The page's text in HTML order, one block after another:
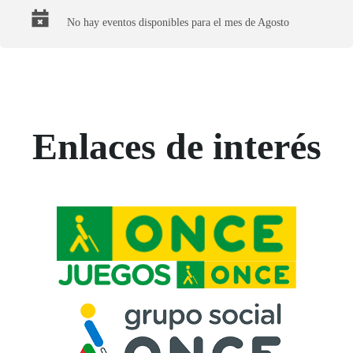
No hay eventos disponibles para el mes de Agosto
Enlaces de interés